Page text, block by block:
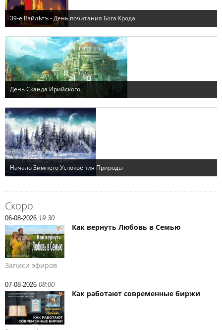
Скоро
06-08-2026 19:30
Как вернуть Любовь в Семью
Записи эфиров
07-08-2026 08:00
Как работают современные биржи